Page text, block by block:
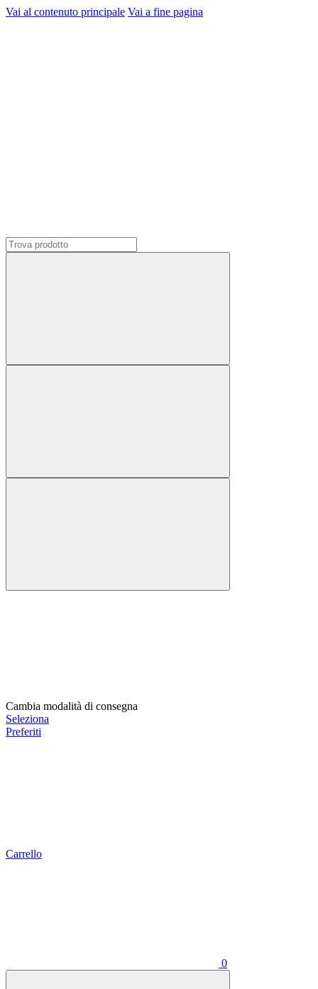
Vai al contenuto principale Vai a fine pagina
Cambia modalità di consegna
Seleziona
Preferiti
Carrello
0